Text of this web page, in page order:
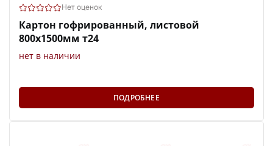
Нет оценок
Картон гофрированный, листовой
800х1500мм т24
нет в наличии
ПОДРОБНЕЕ